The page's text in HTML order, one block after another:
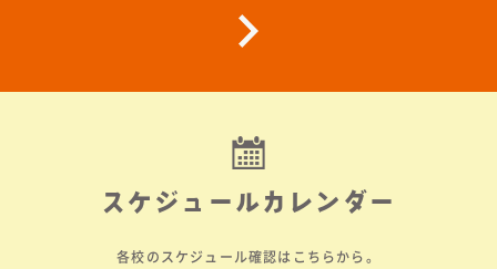
スケジュールカレンダー
各校のスケジュール確認はこちらから。